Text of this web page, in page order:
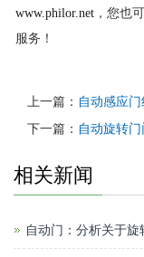
www.philor.net ，您也
服务！
上一篇： 自动感应
下一篇： 自动旋转
相关新闻
自动门：分析关于